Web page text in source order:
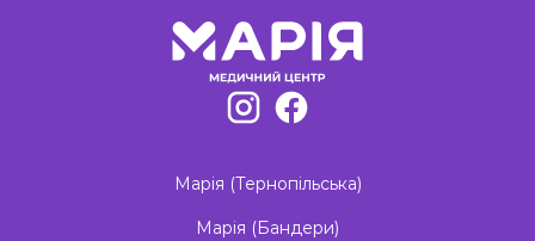
Марія (Тернопільська)
Марія (Бандери)